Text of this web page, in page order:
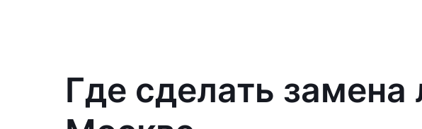
Где сделать